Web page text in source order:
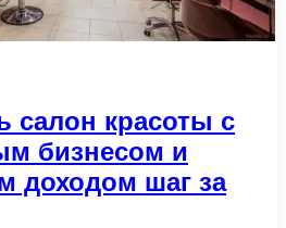
салон красоты с
бизнесом и
доходом шаг за